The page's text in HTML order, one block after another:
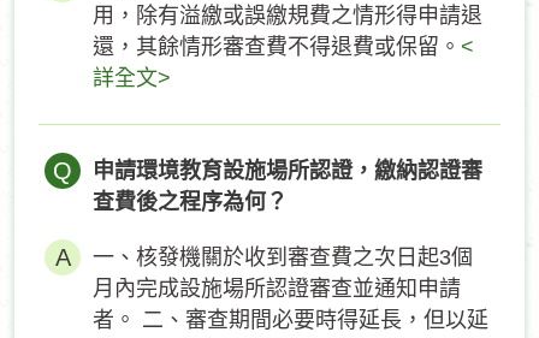
用，除有溢繳或誤繳規費之情形得申請退
還，其餘情形審查費不得退費或保留。 <
詳全文>
Q
申請環境教育設施場所認證，繳納認證審
查費後之程序為何？
一、核發機關於收到審查費之次日起3個
月內完成設施場所認證審查並通知申請
者。 二、審查期間必要時得延長，但以延